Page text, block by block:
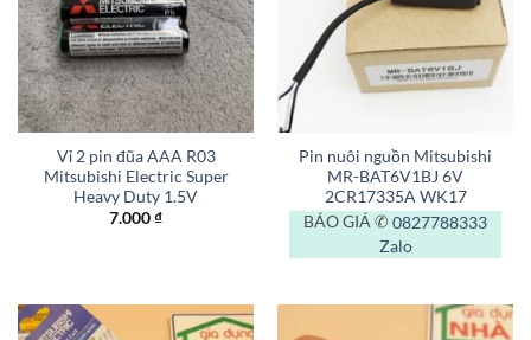
Vỉ 2 pin đũa AAA R03
Mitsubishi Electric Super
Heavy Duty 1.5V
7.000₫
Pin nuôi nguồn Mitsubishi
MR-BAT6V1BJ 6V
2CR17335A WK17
BÁO GIÁ ✆ 0827788333
Zalo